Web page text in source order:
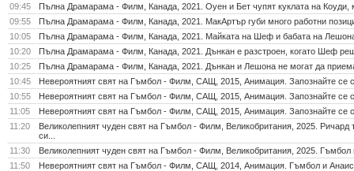
09:45
Пълна Драмарама - Филм, Канада, 2021. Оуен и Бет чупят куклата на Коуди,
09:55
Пълна Драмарама - Филм, Канада, 2021. МакАртър губи много работни
10:05
Пълна Драмарама - Филм, Канада, 2021. Майката на Шеф и бабата на
10:20
Пълна Драмарама - Филм, Канада, 2021. Дънкан е разстроен, когато Шеф
10:25
Пълна Драмарама - Филм, Канада, 2021. Дънкан и Лешона не могат да
10:45
Невероятният свят на Гъмбол - Филм, САЩ, 2015, Анимация. Запознайте се
10:55
Невероятният свят на Гъмбол - Филм, САЩ, 2015, Анимация. Запознайте се
11:05
Невероятният свят на Гъмбол - Филм, САЩ, 2015, Анимация. Запознайте се
11:20
Великолепният чуден свят на Гъмбол - Филм, Великобритания, 2025. Ричард
си...
11:30
Великолепният чуден свят на Гъмбол - Филм, Великобритания, 2025.
11:50
Невероятният свят на Гъмбол - Филм, САЩ, 2014, Анимация. Гъмбол и Анаис